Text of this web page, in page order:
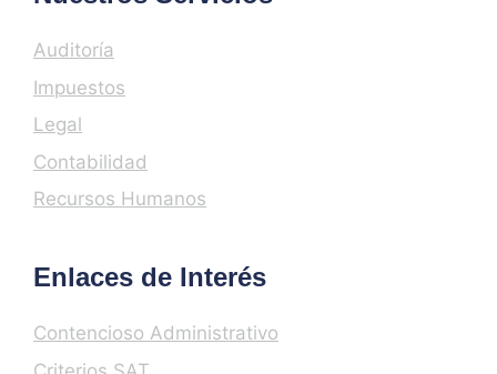
Auditoría
Impuestos
Legal
Contabilidad
Recursos Humanos
Enlaces de Interés
Contencioso Administrativo